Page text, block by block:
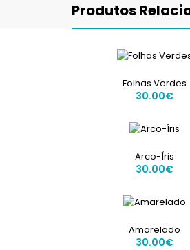
Produtos
Folhas Verdes
30.00€
Arco-Íris
30.00€
Amarelado
30.00€